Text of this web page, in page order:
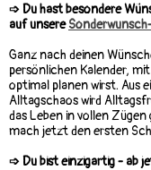
➩ Du hast besondere
auf unsere
Ganz nach deinen
persönlichen Kalender,
optimal planen wirst. Aus
Alltagschaos wird
das Leben in vollen
mach jetzt den ersten
➩Du bist einzigartig - ab